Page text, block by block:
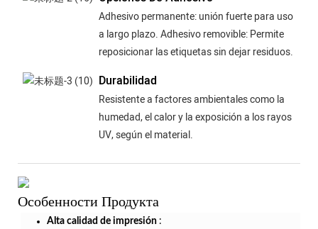
Adhesivo permanente: unión fuerte para uso
a largo plazo. Adhesivo removible: Permite
reposicionar las etiquetas sin dejar residuos.
Durabilidad
Resistente a factores ambientales como la
humedad, el calor y la exposición a los rayos
UV, según el material.
Особенности Продукта
Alta calidad de impresión :